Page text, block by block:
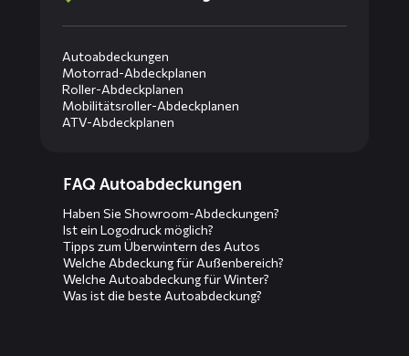
Autoabdeckungen
Motorrad-Abdeckplanen
Roller-Abdeckplanen
Mobilitätsroller-Abdeckplanen
ATV-Abdeckplanen
menusFAQ Autoabdeckungen
Haben Sie Showroom-Abdeckungen?
Ist ein Logodruck möglich?
Tipps zum Überwintern des Autos
Welche Abdeckung für Außenbereich?
Welche Autoabdeckung für Winter?
Was ist die beste Autoabdeckung?